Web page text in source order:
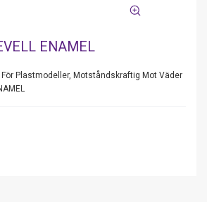
ENAMEL
Plastmodeller, Motståndskraftig Mot Väder